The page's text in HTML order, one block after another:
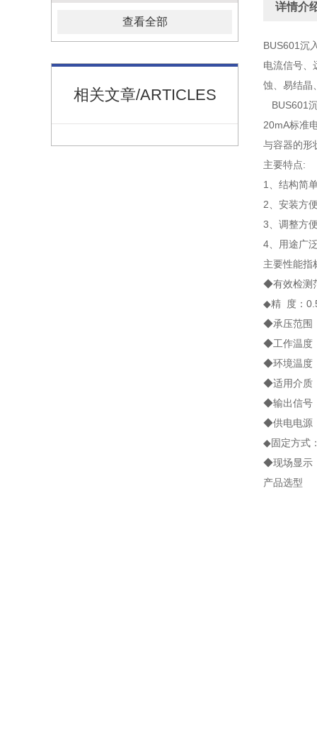
查看全部
相关文章/ARTICLES
详情介
BUS601沉
电流信号、
蚀、易结晶
BUS601
20mA标准
与容器的形
主要特点:
1、结构简
2、安装方
3、调整方
4、用途广
主要性能指
◆有效检测
◆精 度：
◆承压范围
◆工作温度
◆环境温度
◆适用介质
◆输出信号
◆供电电源
◆固定方式
◆现场显示
产品选型